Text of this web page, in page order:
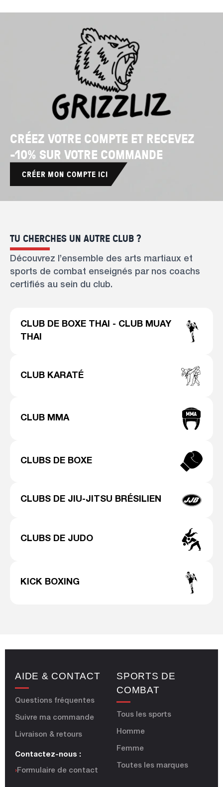
CRÉEZ VOTRE COMPTE ET RECEVEZ
-10% SUR VOTRE COMMANDE
CRÉER MON COMPTE ICI
TU CHERCHES UN AUTRE CLUB ?
Découvrez l’ensemble des arts martiaux et
sports de combat enseignés par nos coachs
certifiés au sein du club.
CLUB DE BOXE THAI - CLUB MUAY
THAI
CLUB KARATÉ
CLUB MMA
CLUBS DE BOXE
CLUBS DE JIU-JITSU BRÉSILIEN
CLUBS DE JUDO
KICK BOXING
AIDE & CONTACT
Questions fréquentes
Suivre ma commande
Livraison & retours
Contactez-nous :
›Formulaire de contact
SPORTS DE
COMBAT
Tous les sports
Homme
Femme
Toutes les marques